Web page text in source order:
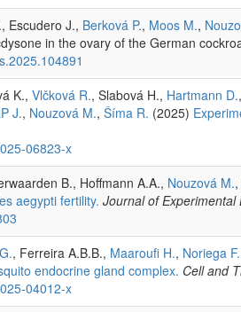
Escudero J., Berková P., Moos M.,
in the ovary of the German
K., Vlčková R., Slabová H., Hartmann D.
J., Nouzová M., Šíma R. (2025)
06823-x
B., Hoffmann A.A., Nouzová M.,
aegypti fertility. Journal of Experimental
, Ferreira A.B.B., Maaroufi H., Noriega F.
endocrine gland complex. Cell and
04012-x